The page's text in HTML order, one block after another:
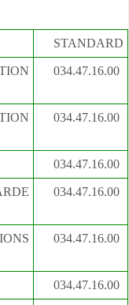
STANDARD
034.47.16.00
034.47.16.00
034.47.16.00
034.47.16.00
034.47.16.00
034.47.16.00